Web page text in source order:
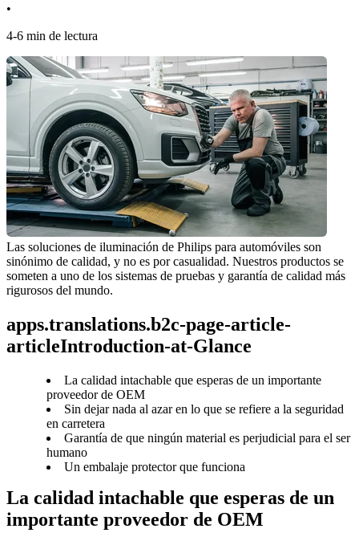
•
4-6 min de lectura
Las soluciones de iluminación de Philips para automóviles son
sinónimo de calidad, y no es por casualidad. Nuestros productos se
someten a uno de los sistemas de pruebas y garantía de calidad más
rigurosos del mundo.
apps.translations.b2c-page-article-
articleIntroduction-at-Glance
La calidad intachable que esperas de un importante
proveedor de OEM
Sin dejar nada al azar en lo que se refiere a la seguridad
en carretera
Garantía de que ningún material es perjudicial para el ser
humano
Un embalaje protector que funciona
La calidad intachable que esperas de un
importante proveedor de OEM